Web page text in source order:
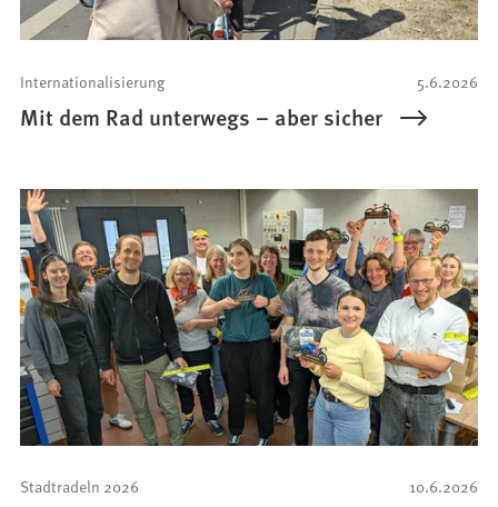
5.6.2026
Internationalisierung
Mit dem Rad unterwegs – aber sicher
10.6.2026
Stadtradeln 2026